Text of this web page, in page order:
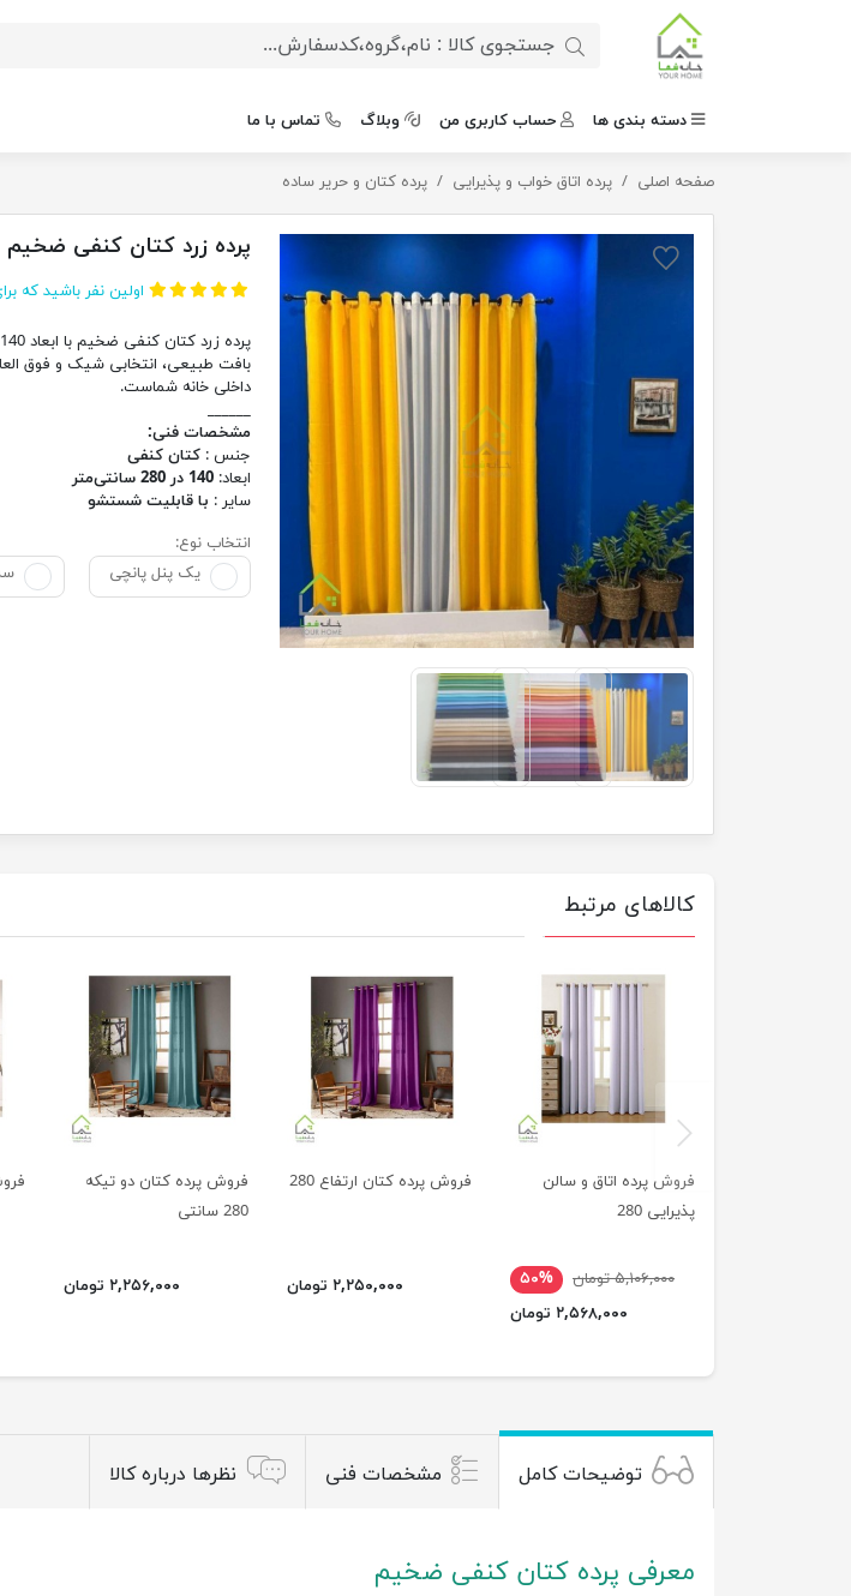
دسته بندی ها حساب کاربری من وبلاگ تماس با ما
صفحه اصلی پرده اتاق خواب و پذیرایی پرده کتان و حریر ساده پرده زرد کتان کنفی ضخیم
پرده زرد کتان کنفی ضخیم
اولین نفر باشید که
بافت طبیعی، انتخابی شیک و فوق
داخلی خانه شماست.
______
مشخصات فنی:
جنس : کتان کنفی
ابعاد: 140 در 280 سانتی‌متر
سایر : با قابلیت شستشو
انتخاب نوع:
یک پنل پانچی
سه
کالاهای مرتبط
فروش پرده اتاق و سالن
پذیرایی 280
۵,۱۰۶,۰۰۰ تومان
۵۰%
۲,۵۶۸,۰۰۰ تومان
فروش پرده کتان ارتفاع 280
۲,۲۵۰,۰۰۰ تومان
فروش پرده کتان دو تیکه
280 سانتی
۲,۲۵۶,۰۰۰ تومان
previus
توضیحات کامل مشخصات فنی نظرها درباره کالا
معرفی پرده کتان کنفی ضخیم